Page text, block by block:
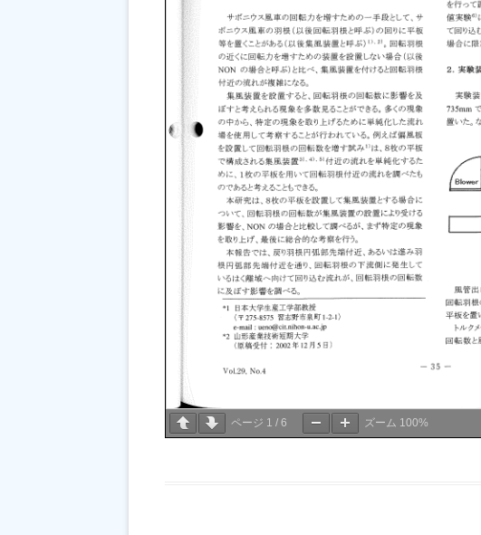
ページ 1 / 6 ズーム 100%